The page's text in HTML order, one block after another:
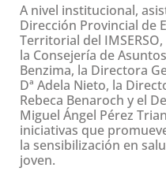
A nivel institucional,
Dirección Provincial de
Territorial del
la Consejería de
Benzima, la Directora
Dª Adela Nieto, la
Rebeca Benaroch y el
Miguel Ángel Pérez
iniciativas que
la sensibilización en
joven.